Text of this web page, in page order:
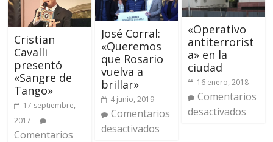
Cristian
Cavalli
presentó
«Sangre de
Tango»
17 septiembre,
2017
Comentarios
José Corral:
«Queremos
que Rosario
vuelva a
brillar»
4 junio, 2019
Comentarios
desactivados
«Operativo
antiterrorist
a» en la
ciudad
16 enero, 2018
Comentarios
desactivados